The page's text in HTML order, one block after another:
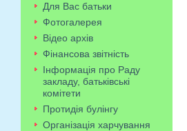
Для Вас батьки
Фотогалерея
Відео архів
Фінансова звітність
Інформація про Раду
закладу, батьківські
комітети
Протидія булінгу
Організація харчування